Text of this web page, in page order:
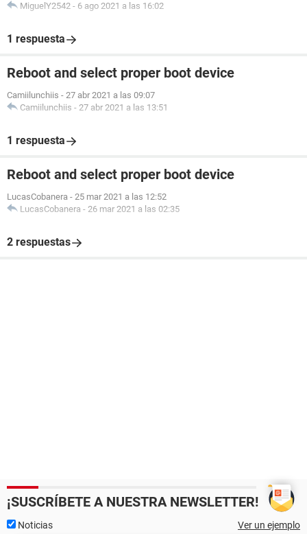
MiguelY2542 - 6 ago 2021 a las 16:02
1 respuesta
Reboot and select proper boot device
Camiilunchiis - 27 abr 2021 a las 09:07
Camiilunchiis - 27 abr 2021 a las 13:51
1 respuesta
Reboot and select proper boot device
LucasCobanera - 25 mar 2021 a las 12:52
LucasCobanera - 26 mar 2021 a las 02:35
2 respuestas
¡SUSCRÍBETE A NUESTRA NEWSLETTER!
Noticias Ver un ejemplo